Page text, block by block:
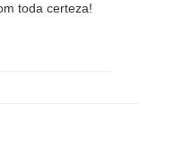
toda certeza!